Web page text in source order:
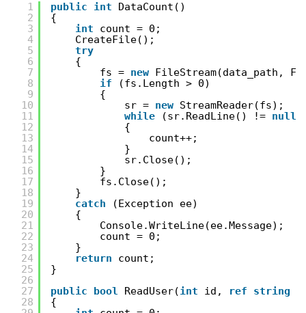
1
2
3
4
5
6
7
8
9
10
11
12
13
14
15
16
17
18
19
20
21
22
23
24
25
26
27
28
public int
DataCount()
{
int
count = 0;
CreateFile();
try
{
fs = new FileStream(data_path,
if
(fs.Length > 0)
{
sr = new StreamReader(fs);
while
(sr.ReadLine() != null
{
count++;
}
sr.Close();
}
fs.Close();
}
catch
(Exception ee)
{
Console.WriteLine(ee.Message);
count = 0;
}
return
count;
}
public
bool ReadUser(int id, ref string
{